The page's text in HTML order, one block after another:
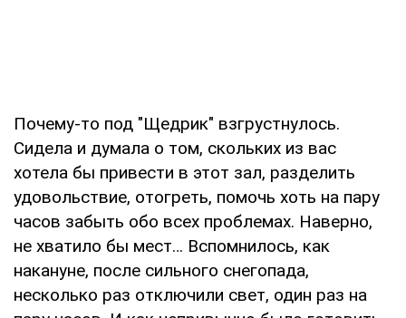
Почему-то под "Щедрик" взгрустнулось.
Сидела и думала о том, скольких из вас
хотела бы привести в этот зал, разделить
удовольствие, отогреть, помочь хоть на пару
часов забыть обо всех проблемах. Наверно,
не хватило бы мест… Вспомнилось, как
накануне, после сильного снегопада,
несколько раз отключили свет, один раз на